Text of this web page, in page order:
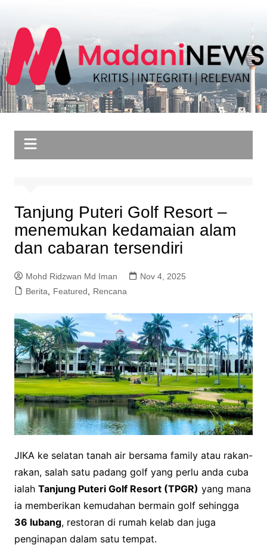
content
Tanjung Puteri Golf Resort –
menemukan kedamaian alam
dan cabaran tersendiri
Mohd Ridzwan Md Iman
Nov 4, 2025
Berita, Featured, Rencana
JIKA ke selatan tanah air bersama family atau rakan-
rakan, salah satu padang golf yang perlu anda cuba
ialah Tanjung Puteri Golf Resort (TPGR) yang mana
ia memberikan kemudahan bermain golf sehingga
36 lubang, restoran di rumah kelab dan juga
penginapan dalam satu tempat.